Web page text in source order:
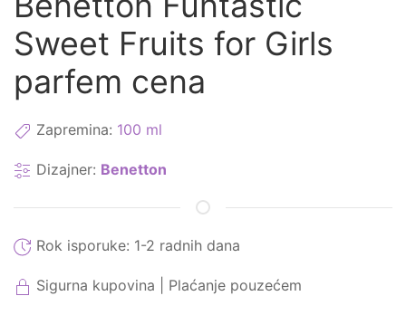
Sweet Fruits for Girls
parfem cena
Zapremina: 100 ml
Dizajner: Benetton
Rok isporuke: 1-2 radnih dana
Sigurna kupovina | Plaćanje pouzećem